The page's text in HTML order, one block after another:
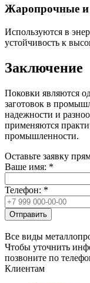
Жаропрочные и
Используются в
устойчивость к
Заключение
Поковки являются
заготовок в
надежности и
применяются
промышленности.
Оставьте заявку
Ваше имя: *
Телефон: *
Отправить
Все виды
Чтобы уточнить
позвоните по
Клиентам